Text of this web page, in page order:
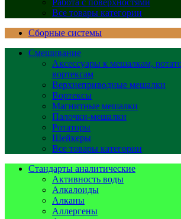
Работа с поверхностями
Все товары категории
Сборные системы
Смешивание
Аксессуары к мешалкам,
вортексам
Верхнеприводные мешалки
Вортексы
Магнитные мешалки
Палочки-мешалки
Ротаторы
Шейкеры
Все товары категории
Стандарты аналитические
Активность воды
Алкалоиды
Алканы
Аллергены